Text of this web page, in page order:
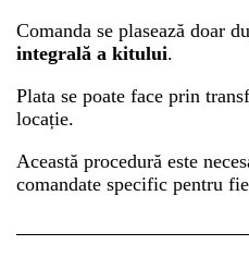
Comanda se plasează doar
integrală a kitului.
Plata se poate face prin
locație.
Această procedură este
comandate specific pentru